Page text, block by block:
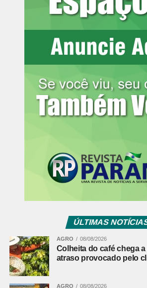
razão de ofensa a valores
igualdade, à dignidade da pessoa
à discriminação. O MPPR solicita que,
valor seja destinado ao Fundo
Promoção da Igualdade Racial e
financiamento de políticas públicas
da igualdade racial no Paraná.
Informações para a imprensa:
Assessoria de Comunicação
Ministério Público PR
ÚLTIMAS
AGRO 08/08/2026
Colheita do café chega
atraso provocado pelo
AGRO 08/08/2026